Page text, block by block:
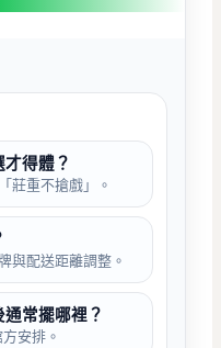
得體？
莊重不搶戲」。
與配送距離調整。
常擺哪裡？
安排。